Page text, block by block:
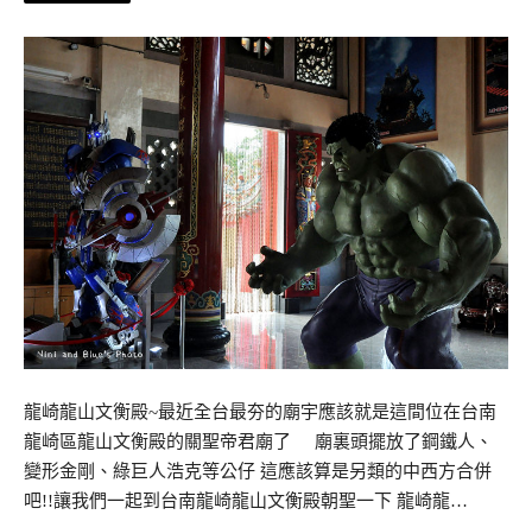
龍崎龍山文衡殿~最近全台最夯的廟宇應該就是這間位在台南
龍崎區龍山文衡殿的關聖帝君廟了 廟裏頭擺放了鋼鐵人、
變形金剛、綠巨人浩克等公仔 這應該算是另類的中西方合併
吧!!讓我們一起到台南龍崎龍山文衡殿朝聖一下 龍崎龍…